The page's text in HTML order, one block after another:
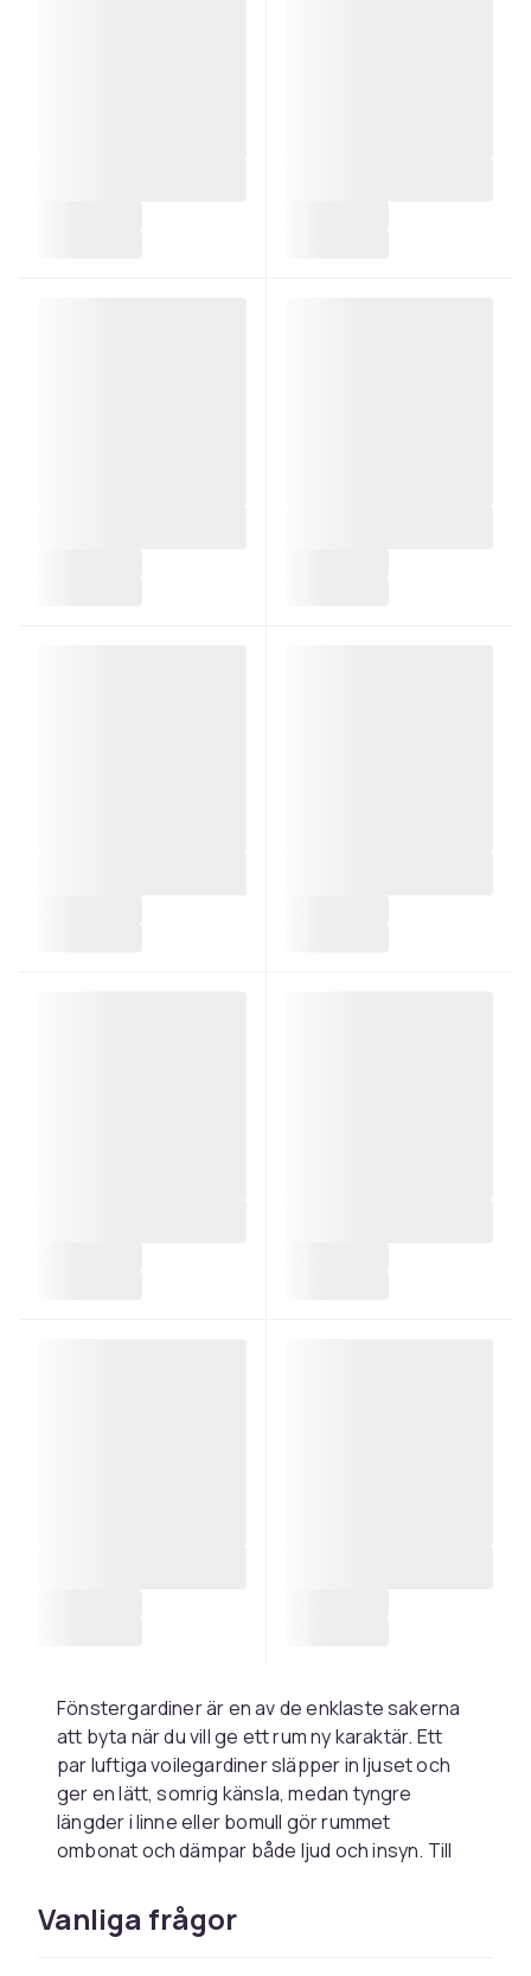
Fönstergardiner är en av de enklaste sakerna
att byta när du vill ge ett rum ny karaktär. Ett
par luftiga voilegardiner släpper in ljuset och
ger en lätt, somrig känsla, medan tyngre
längder i linne eller bomull gör rummet
ombonat och dämpar både ljud och insyn. Till
hela vägen ner till golvet, gärna linnegardiner
eller längder i linnelook, och till sovrummet är
Vanliga frågor